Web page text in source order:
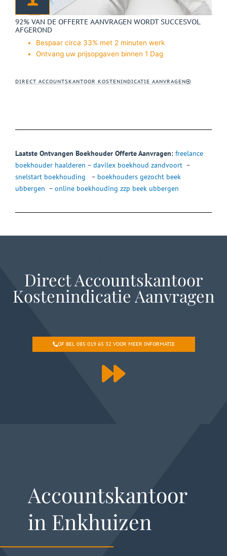
92% VAN DE OFFERTE AANVRAGEN WORDT SUCCESVOL
AFGEROND
Bespaar circa 33% met 2 minuten werk
Ontvang uw prijsopgaven binnen 1 Dag
DIRECT ACCOUNTSKANTOOR KOSTENINDICATIE AANVRAGEN
Laatste Ontvangen Boekhouder Offerte Aanvragen: freelance
boekhouder haalderen – davilex boekhoud zandvoort –
snelstart boekhouding
– boekhouders gezocht beek
ubbergen – online boekhouding zzp beek ubbergen
Direct Accountskantoor
Kostenindicatie Aanvragen
OF BEL 085 019 65 32 VOOR MEER INFORMATIE
Accountskantoor
in Enkhuizen